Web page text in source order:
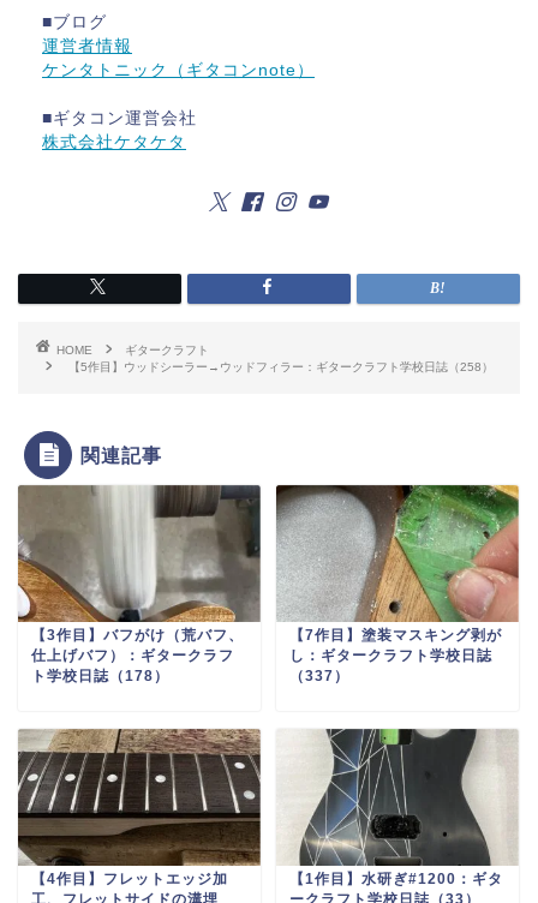
■ブログ
運営者情報
ケンタトニック（ギタコンnote）
■ギタコン運営会社
株式会社ケタケタ
HOME
ギタークラフト
【5作目】ウッドシーラー→ウッドフィラー：ギタークラフト学校日誌（258）
関連記事
【3作目】バフがけ（荒バフ、
仕上げバフ）：ギタークラフ
ト学校日誌（178）
【7作目】塗装マスキング剥が
し：ギタークラフト学校日誌
（337）
【4作目】フレットエッジ加
工、フレットサイドの溝埋
【1作目】水研ぎ#1200：ギタ
ークラフト学校日誌（33）